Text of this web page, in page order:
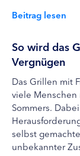
Beitrag lesen
So wird das
Vergnügen
Das Grillen mit
viele
Sommers.
selbst
unbekannter